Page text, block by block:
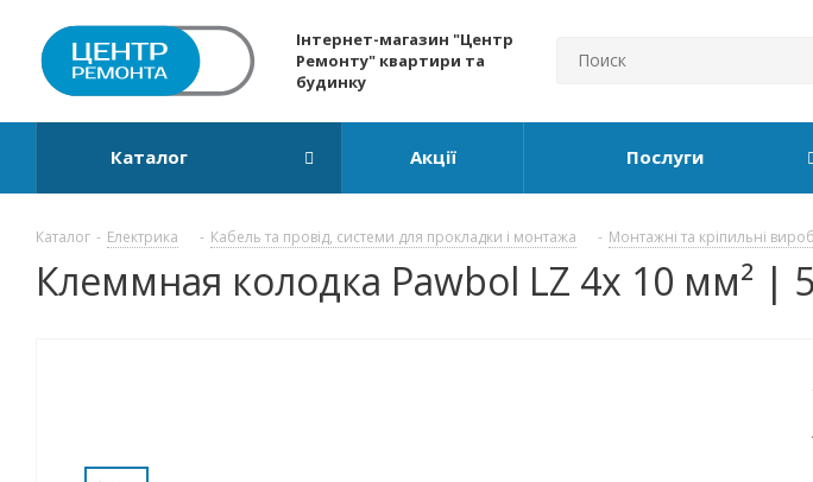
Інтернет-магазин "Центр
Ремонту" квартири та
будинку
Каталог Акції Послуги
Каталог - Електрика - Кабель та провід, системи для прокладки і монтажа - Монтажні та кріпильні
Клеммная колодка Pawbol LZ 4х 10 мм² |